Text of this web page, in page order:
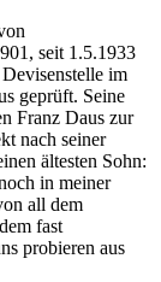
seit 1.5.1933
im
geprüft. Seine
Franz Daus zur
nach seiner
ältesten Sohn:
in meiner
all dem
fast
probieren aus